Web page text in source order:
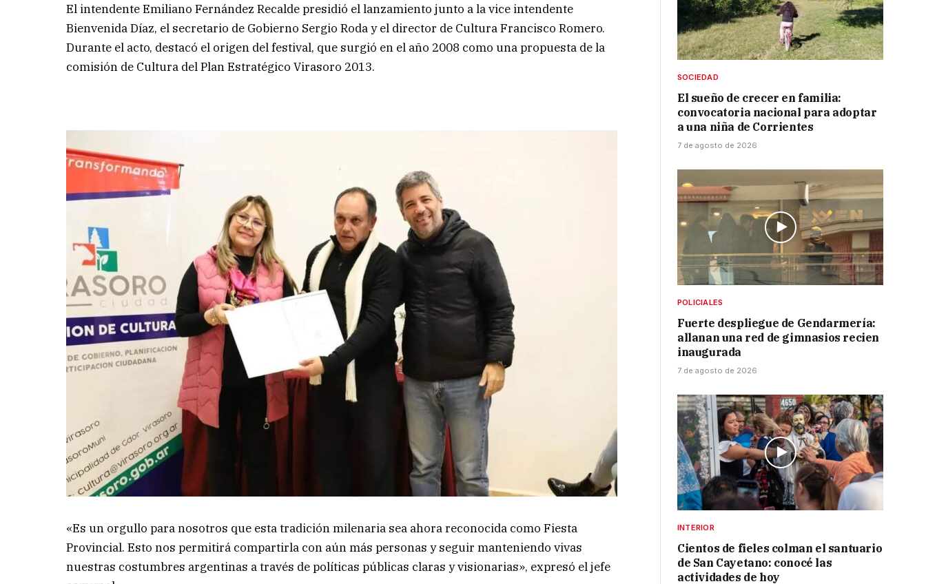
El intendente Emiliano Fernández Recalde presidió el lanzamiento junto a la vice intendente
Bienvenida Díaz, el secretario de Gobierno Sergio Roda y el director de Cultura Francisco Romero.
Durante el acto, destacó el origen del festival, que surgió en el año 2008 como una propuesta de la
comisión de Cultura del Plan Estratégico Virasoro 2013.
«Es un orgullo para nosotros que esta tradición milenaria sea ahora reconocida como Fiesta
Provincial. Esto nos permitirá compartirla con aún más personas y seguir manteniendo vivas
nuestras costumbres argentinas a través de políticas públicas claras y visionarias», expresó el jefe
SOCIEDAD
El sueño de crecer en familia:
convocatoria nacional para adoptar
a una niña de Corrientes
7 de agosto de 2026
POLICIALES
Fuerte despliegue de Gendarmería:
allanan una red de gimnasios recien
inaugurada
7 de agosto de 2026
INTERIOR
Cientos de fieles colman el santuario
de San Cayetano: conocé las
actividades de hoy